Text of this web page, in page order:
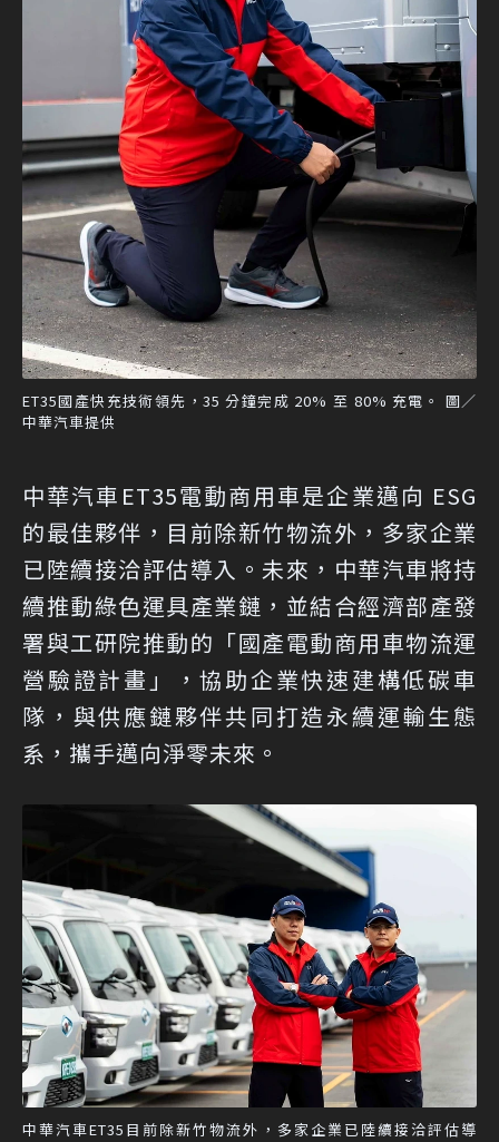
ET35國產快充技術領先，35 分鐘完成 20% 至 80% 充電。 圖／
中華汽車提供
中華汽車ET35電動商用車是企業邁向 ESG
的最佳夥伴，目前除新竹物流外，多家企業
已陸續接洽評估導入。未來，中華汽車將持
續推動綠色運具產業鏈，並結合經濟部產發
署與工研院推動的「國產電動商用車物流運
營驗證計畫」，協助企業快速建構低碳車
隊，與供應鏈夥伴共同打造永續運輸生態
系，攜手邁向淨零未來。
中華汽車ET35目前除新竹物流外，多家企業已陸續接洽評估導